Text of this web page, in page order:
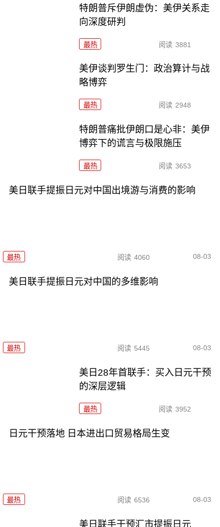
特朗普斥伊朗虚伪：美伊关系走
向深度研判
最热 阅读 3881
美伊谈判罗生门：政治算计与战
略博弈
最热 阅读 2948
特朗普痛批伊朗口是心非：美伊
博弈下的谎言与极限施压
最热 阅读 3653
美日联手提振日元对中国出境游与消费的影响
最热 阅读 4060 08-03
美日联手提振日元对中国的多维影响
最热 阅读 5445 08-03
美日28年首联手：买入日元干预
的深层逻辑
最热 阅读 3952
日元干预落地 日本进出口贸易格局生变
最热 阅读 6536 08-03
美日联手干预汇市提振日元